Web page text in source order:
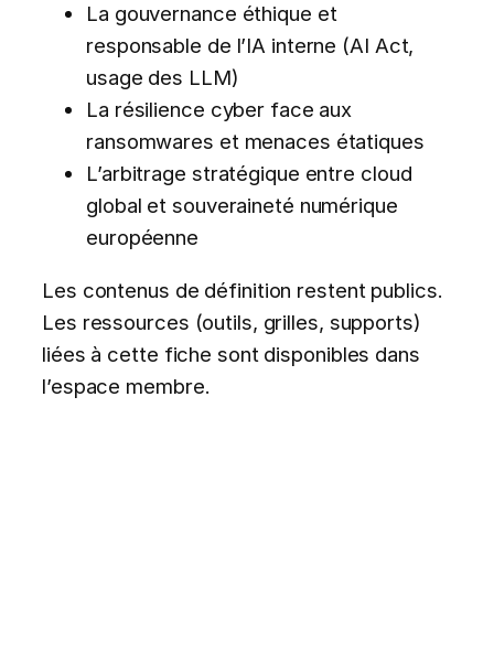
La gouvernance éthique et
responsable de l’IA interne (AI Act,
usage des LLM)
La résilience cyber face aux
ransomwares et menaces étatiques
L’arbitrage stratégique entre cloud
global et souveraineté numérique
européenne
Les contenus de définition restent publics.
Les ressources (outils, grilles, supports)
liées à cette fiche sont disponibles dans
l’espace membre.